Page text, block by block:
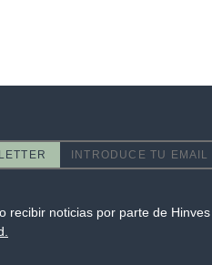
recibir noticias por parte de